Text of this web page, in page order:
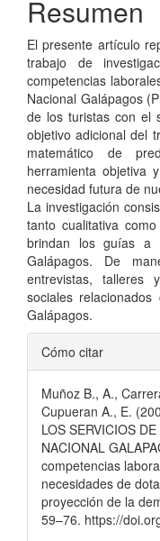
Resumen
El presente artículo
trabajo de
competencias
Nacional Galápagos
de los turistas con el
objetivo adicional del
matemático de
herramienta objetiva
necesidad futura de
La investigación
tanto cualitativa
brindan los guías a
Galápagos. De
entrevistas, talleres
sociales
Galápagos.
Detalles
del
artículo
Cómo citar
Muñoz B., A.,
Cupueran A., E.
LOS SERVICIOS
NACIONAL
competencias
necesidades de
proyección de la
59–76. https://